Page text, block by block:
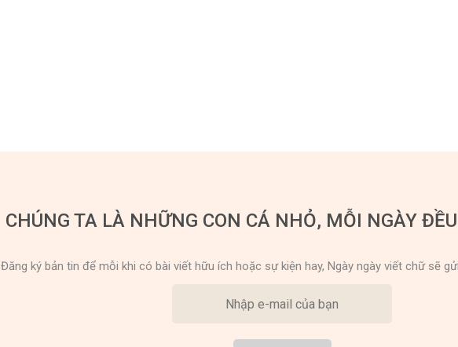
CHÚNG TA LÀ NHỮNG CON CÁ NHỎ, MỖI NGÀY
Đăng ký bản tin để mỗi khi có bài viết hữu ích hoặc sự kiện hay, Ngày ngày viết chữ sẽ